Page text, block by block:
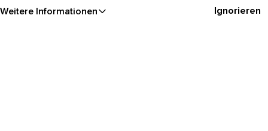
Weitere Informationen Ignorieren